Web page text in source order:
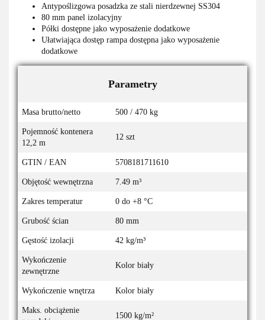
Antypoślizgowa posadzka ze stali nierdzewnej SS304
80 mm panel izolacyjny
Półki dostępne jako wyposażenie dodatkowe
Ułatwiająca dostęp rampa dostępna jako wyposażenie
dodatkowe
Parametry
Masa brutto/netto 500 / 470 kg
Pojemność kontenera
12,2 m
12 szt
GTIN / EAN 5708181711610
Objętość wewnętrzna 7.49 m³
Zakres temperatur 0 do +8 °C
Grubość ścian 80 mm
Gęstość izolacji 42 kg/m³
Wykończenie
zewnętrzne
Kolor biały
Wykończenie wnętrza Kolor biały
Maks. obciążenie
1500 kg/m²